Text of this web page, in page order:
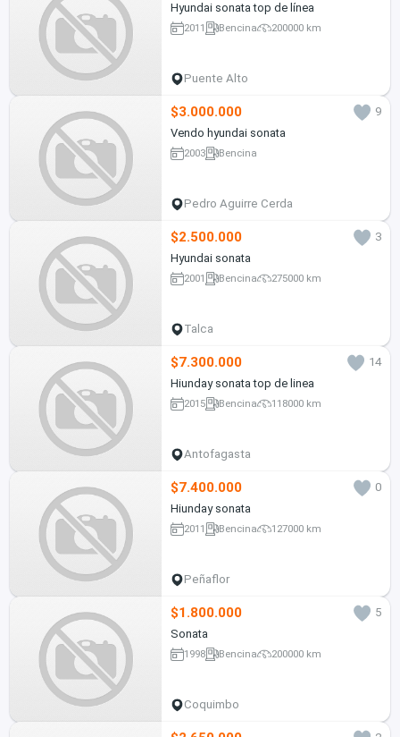
Hyundai sonata top de línea
2011 Bencina 200000 km
Puente Alto
$3.000.000
9
Vendo hyundai sonata
2003 Bencina
Pedro Aguirre Cerda
$2.500.000
3
Hyundai sonata
2001 Bencina 275000 km
Talca
$7.300.000
14
Hiunday sonata top de linea
2015 Bencina 118000 km
Antofagasta
$7.400.000
0
Hiunday sonata
2011 Bencina 127000 km
Peñaflor
$1.800.000
5
Sonata
1998 Bencina 200000 km
Coquimbo